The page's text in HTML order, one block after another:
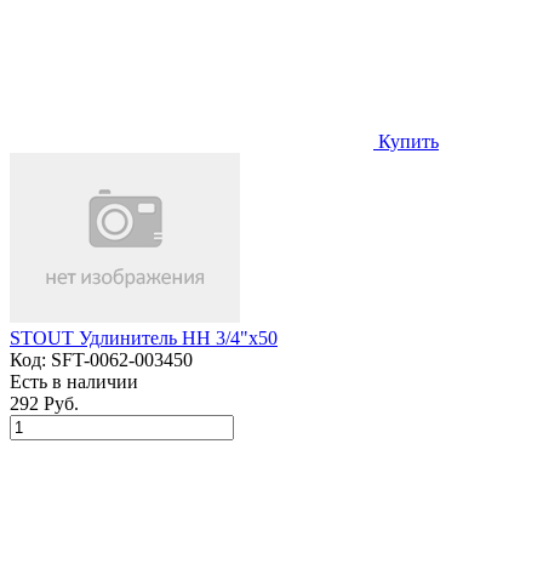
Купить
STOUT Удлинитель НН 3/4"x50
Код: SFT-0062-003450
Есть в наличии
292 Руб.